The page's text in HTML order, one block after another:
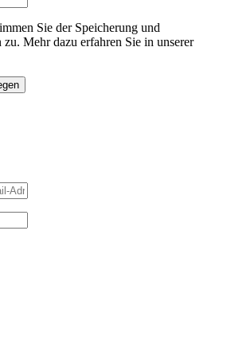
Sie der Speicherung und
Mehr dazu erfahren Sie in unserer